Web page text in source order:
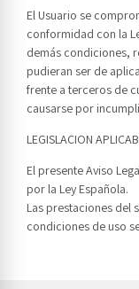
El Usuario se
conformidad con la
demás condiciones,
pudieran ser de
frente a terceros de
causarse por
LEGISLACION
El presente Aviso
por la Ley Española.
Las prestaciones del
condiciones de uso